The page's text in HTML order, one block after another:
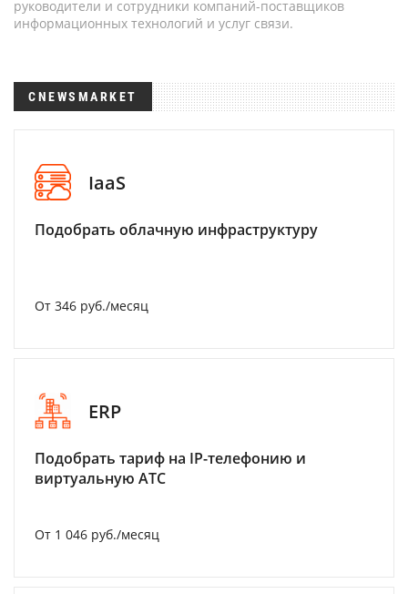
руководители и сотрудники компаний-поставщиков
информационных технологий и услуг связи.
CNEWSMARKET
IaaS
Подобрать облачную инфраструктуру
От 346 руб./месяц
ERP
Подобрать тариф на IP-телефонию и
виртуальную АТС
От 1 046 руб./месяц